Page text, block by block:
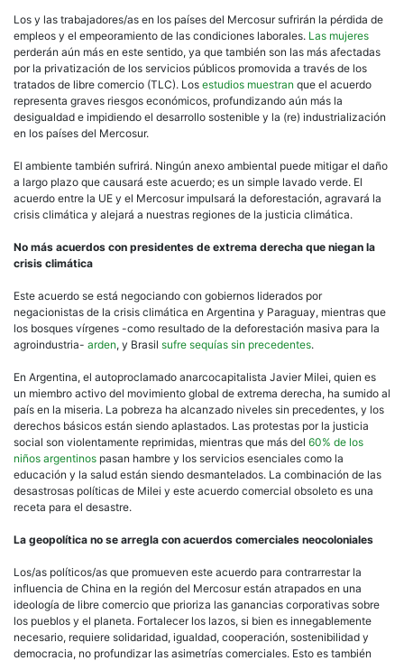
Los y las trabajadores/as en los países del Mercosur sufrirán la pérdida de
empleos y el empeoramiento de las condiciones laborales. Las mujeres
perderán aún más en este sentido, ya que también son las más afectadas
por la privatización de los servicios públicos promovida a través de los
tratados de libre comercio (TLC). Los estudios muestran que el acuerdo
representa graves riesgos económicos, profundizando aún más la
desigualdad e impidiendo el desarrollo sostenible y la (re) industrialización
en los países del Mercosur.
El ambiente también sufrirá. Ningún anexo ambiental puede mitigar el daño
a largo plazo que causará este acuerdo; es un simple lavado verde. El
acuerdo entre la UE y el Mercosur impulsará la deforestación, agravará la
crisis climática y alejará a nuestras regiones de la justicia climática.
No más acuerdos con presidentes de extrema derecha que niegan la
crisis climática
Este acuerdo se está negociando con gobiernos liderados por
negacionistas de la crisis climática en Argentina y Paraguay, mientras que
los bosques vírgenes -como resultado de la deforestación masiva para la
agroindustria- arden, y Brasil sufre sequías sin precedentes.
En Argentina, el autoproclamado anarcocapitalista Javier Milei, quien es
un miembro activo del movimiento global de extrema derecha, ha sumido al
país en la miseria. La pobreza ha alcanzado niveles sin precedentes, y los
derechos básicos están siendo aplastados. Las protestas por la justicia
social son violentamente reprimidas, mientras que más del 60% de los
niños argentinos pasan hambre y los servicios esenciales como la
educación y la salud están siendo desmantelados. La combinación de las
desastrosas políticas de Milei y este acuerdo comercial obsoleto es una
receta para el desastre.
La geopolítica no se arregla con acuerdos comerciales neocoloniales
Los/as políticos/as que promueven este acuerdo para contrarrestar la
influencia de China en la región del Mercosur están atrapados en una
ideología de libre comercio que prioriza las ganancias corporativas sobre
los pueblos y el planeta. Fortalecer los lazos, si bien es innegablemente
necesario, requiere solidaridad, igualdad, cooperación, sostenibilidad y
democracia, no profundizar las asimetrías comerciales. Esto es también